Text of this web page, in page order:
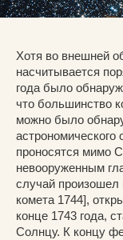
Хотя во внешней
насчитывается
года было
что большинство
можно было
проносятся мимо
невооруженным
случай произошел
комета 1744],
конце 1743 года,
Солнцу. К концу